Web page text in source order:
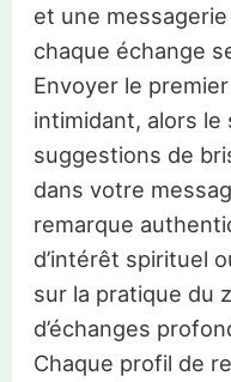
et une
chaque échange
Envoyer le
intimidant, alors le
suggestions de
dans votre
remarque
d’intérêt spirituel
sur la pratique du
d’échanges
Chaque profil de